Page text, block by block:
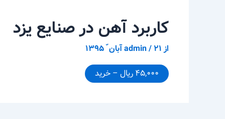
کاربرد آهن در صنایع یزد
از admin/۲۱ آبان ّ ۱۳۹۵
۴۵,۰۰۰ ریال – خرید